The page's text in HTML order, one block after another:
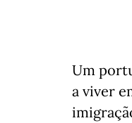
Um
a viver